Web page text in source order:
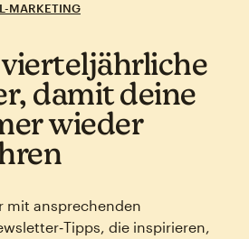
MARKETING
damit deine
wieder
mit ansprechenden
die inspirieren,